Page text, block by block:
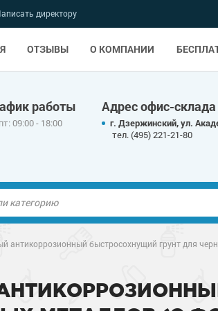
директору
ОТЗЫВЫ О КОМПАНИИ
работы
09:00 - 18:00
Адрес офис-
г. Дзержинский, ул.
тел. (495) 221-21-80
антикоррозионный быстросохнущий грунт для